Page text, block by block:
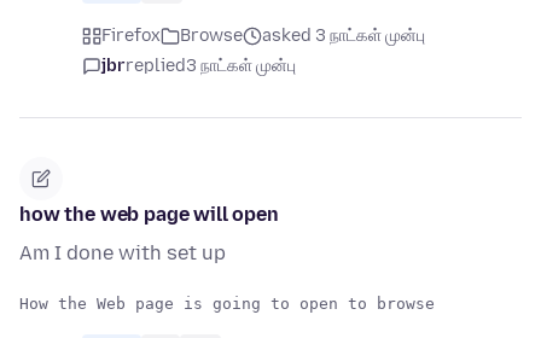
Firefox Browse
asked 3 நாட்கள் முன்பு
jbrreplied3 நாட்கள் முன்பு
how the web page will open
Am I done with set up